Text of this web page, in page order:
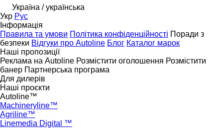
Україна / українська
Укр Рус
Інформація
Правила та умови Політика конфіденційності Поради з
безпеки Відгуки про Autoline Блог Каталог марок
Наші пропозиції
Реклама на Autoline Розмістити оголошення Розмістити
банер Партнерська програма
Для дилерів
Наші проєкти
Autoline™
Machineryline™
Agriline™
Linemedia Digital ™